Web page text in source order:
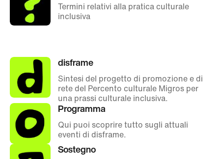
Termini relativi alla pratica culturale
inclusiva
disframe
Sintesi del progetto di promozione e di
rete del Percento culturale Migros per
una prassi culturale inclusiva.
Programma
Qui puoi scoprire tutto sugli attuali
eventi di disframe.
Sostegno